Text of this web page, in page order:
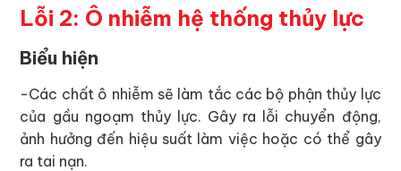
Lỗi 2: Ô nhiễm hệ thống thủy lực
Biểu hiện
-Các chất ô nhiễm sẽ làm tắc các bộ phận thủy lực
của gầu ngoạm thủy lực. Gây ra lỗi chuyển động,
ảnh hưởng đến hiệu suất làm việc hoặc có thể gây
ra tai nạn.